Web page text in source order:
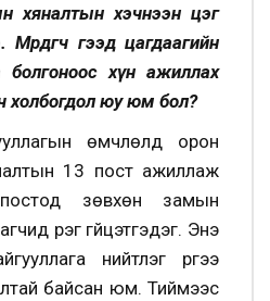
хяналтын хэчнээн цэг
гээд цагдаагийн
болгоноос хүн ажиллах
холбогдол юу юм бол?
өмчлөлд орон
13 пост ажиллаж
зөвхөн замын
үүрэг гүйцэтгэдэг. Энэ
нийтлэг үүргээ
байсан юм. Тиймээс